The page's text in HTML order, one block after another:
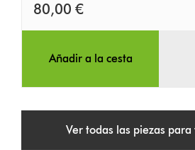
80,00 €
Añadir a la cesta
Ver todas las piezas